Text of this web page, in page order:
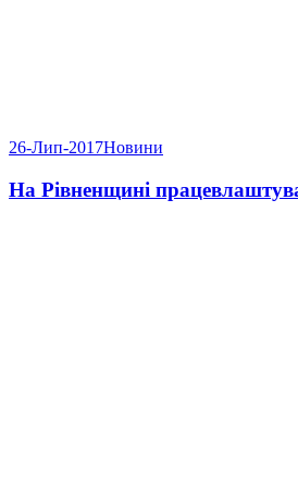
26-Лип-2017Новини
На Рівненщині